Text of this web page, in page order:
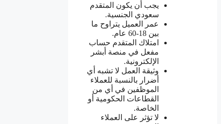
يجب أن يكون المتقدم
سعودي الجنسية.
عمر العميل يتراوح ما
بين 18-60 عام.
امتلاك المتقدم حساب
مفعل في منصة أبشر
الإلكترونية.
وثيقة العمل لا تشبه أي
أضرار بالنسبة للعملاء
الموظفين في أي من
القطاعات الحكومية أو
الخاصة.
لا تؤثر على العملاء